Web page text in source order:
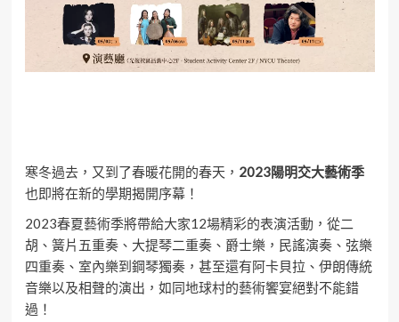
寒冬過去，又到了春暖花開的春天， 2023陽明交大藝術季
也即將在新的學期揭開序幕！
2023春夏藝術季將帶給大家12場精彩的表演活動，從二
胡、簧片五重奏、大提琴二重奏、爵士樂，民謠演奏、弦樂
四重奏、室內樂到鋼琴獨奏，甚至還有阿卡貝拉、伊朗傳統
音樂以及相聲的演出，如同地球村的藝術饗宴絕對不能錯
過！